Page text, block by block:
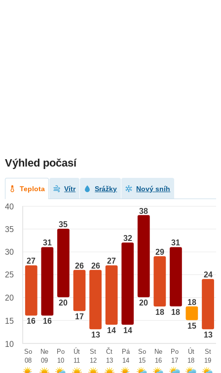
Výhled počasí
Teplota Vítr Srážky Nový sníh
27
16
31
16
35
20
26
17
26
13
27
14
32
14
38
20
29
18
31
18
18
15
24
13
40
35
30
25
20
15
10
So
08
Ne
09
Po
10
Út
11
St
12
Čt
13
Pá
14
So
15
Ne
16
Po
17
Út
18
St
19